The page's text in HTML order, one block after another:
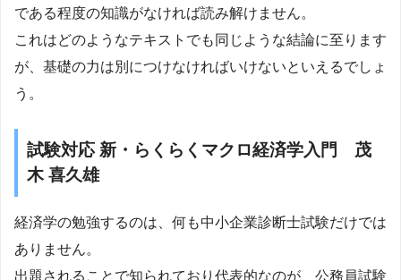
である程度の知識がなければ読み解けません。
これはどのようなテキストでも同じような結論に至ります
が、基礎の力は別につけなければいけないといえるでしょ
う。
試験対応 新・らくらくマクロ経済学入門 茂
木 喜久雄
経済学の勉強するのは、何も中小企業診断士試験だけでは
ありません。
出題されることで知られており代表的なのが、公務員試験